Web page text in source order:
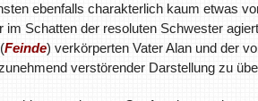
ebenfalls charakterlich kaum etwas
Schatten der resoluten Schwester
Feinde) verkörperten Vater Alan und der
verstörender Darstellung zu